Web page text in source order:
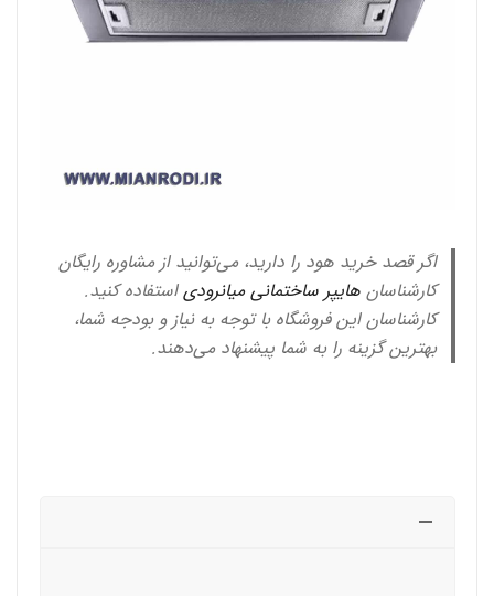
اگر قصد خرید هود را دارید، می‌توانید از مشاوره رایگان
کارشناسان هایپر ساختمانی میانرودیاستفاده کنید.
کارشناسان این فروشگاه با توجه به نیاز و بودجه شما،
بهترین گزینه را به شما پیشنهاد می‌دهند.